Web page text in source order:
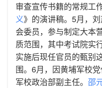
审查宣传书籍的常规工
义》的演讲稿。5月，
会委员，参与制定大本
质范围，其中考试院实
实施后现任官员的甄别
围。6月，因黄埔军校
军校政治部副主任。 邵